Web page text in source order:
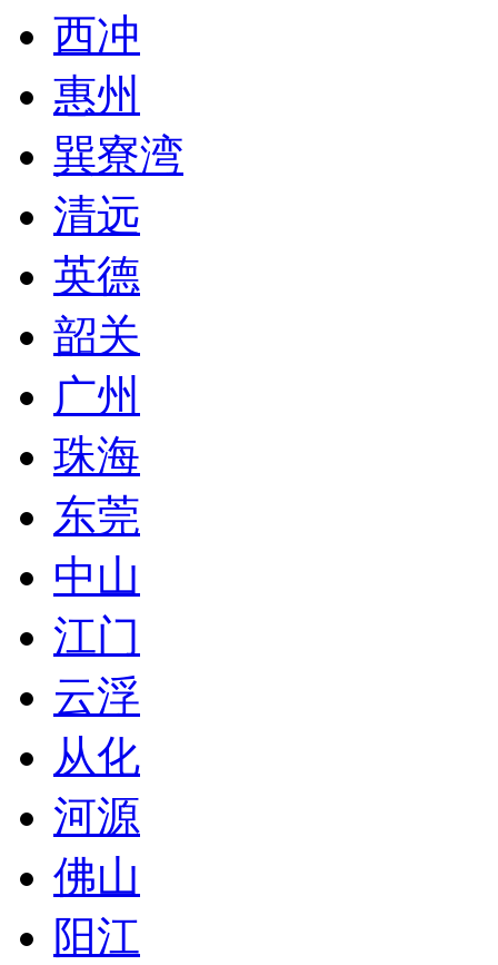
西冲
惠州
巽寮湾
清远
英德
韶关
广州
珠海
东莞
中山
江门
云浮
从化
河源
佛山
阳江